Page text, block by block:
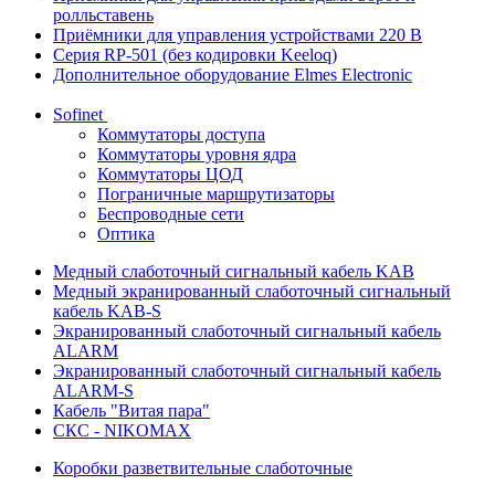
ролльставень
Приёмники для управления устройствами 220 В
Серия RP-501 (без кодировки Keeloq)
Дополнительное оборудование Elmes Electronic
Sofinet
Коммутаторы доступа
Коммутаторы уровня ядра
Коммутаторы ЦОД
Пограничные маршрутизаторы
Беспроводные сети
Оптика
Медный слаботочный сигнальный кабель KAB
Медный экранированный слаботочный сигнальный
кабель KAB-S
Экранированный слаботочный сигнальный кабель
ALARM
Экранированный слаботочный сигнальный кабель
ALARM-S
Кабель "Витая пара"
СКС - NIKOMAX
Коробки разветвительные слаботочные